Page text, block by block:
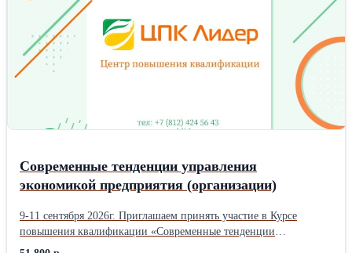
работы с учетом изменений в законодательстве. Разъяснения по
ведению воинского учёта. Обсудите особенности регулирования
труда дистанционных работников. Разъяснения нового порядка
проведения проверок ГИТ. Обзор последней арбитражной
практики. В стоимость обучения входит: Информационно-
справочные материалы. Сертификат в объёме 15 ак. часов
Формат обучения: Очное с присутствием в центре повышения
квалификации в г. Санкт-Петербург, метро Пушкинская.
Современные тенденции управления
экономикой предприятия (организации)
9-11 сентября 2026г. Приглашаем принять участие в Курсе
повышения квалификации «Современные тенденции
управления экономикой предприятия (организации)»